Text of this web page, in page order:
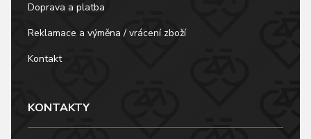
Doprava a platba
Reklamace a výměna / vrácení zboží
Kontakt
KONTAKTY